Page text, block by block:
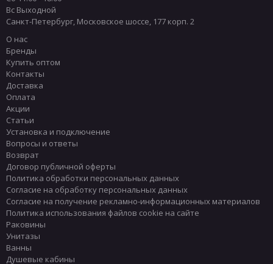
Подвесные унитазы SIMAS
Подвесные унитазы DURAVIT
Подвесные унитазы HATRIA
Подвесные унитазы CIELO
Подвесные унитазы TOTO
Подвесные унитазы DEVON & DEVON
Подвесные унитазы GLOBO
Бежевые матовые подвесные унитазы
Черные глянцевые подвесные унитазы
Китайские подвесные унитазы
Белые матовые подвесные унитазы
Бежевые подвесные унитазы
Подвесные унитазы Uni-Flow
Вс Выходной
Санкт-Петербург, Московское шоссе, 177 корп. 2
О нас
Бренды
Купить оптом
Контакты
Доставка
Оплата
Акции
Статьи
Установка и подключение
Вопросы и ответы
Возврат
Договор публичной оферты
Политика обработки персональных данных
Согласие на обработку персональных данных
Согласие на получение рекламно-информационных материалов
Политика использования файлов cookie на сайте
Раковины
Унитазы
Ванны
Душевые кабины